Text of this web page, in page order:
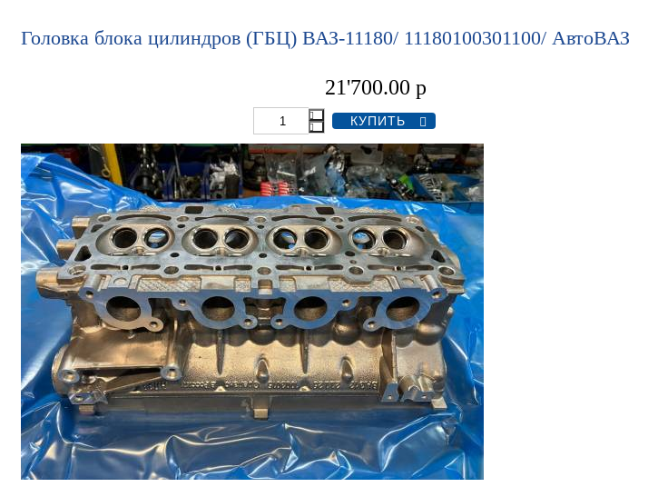
Головка блока цилиндров (ГБЦ) ВАЗ-11180/ 11180100301100/ АвтоВАЗ
21'700.00 р